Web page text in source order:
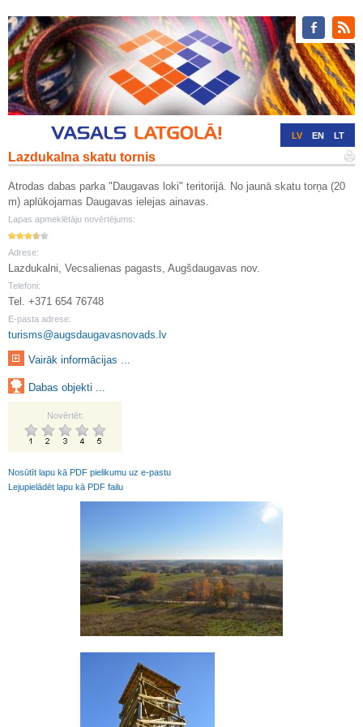
LV EN LT
Lazdukalna skatu tornis
Atrodas dabas parka "Daugavas loki" teritorijā. No jaunā skatu torņa (20
m) aplūkojamas Daugavas ielejas ainavas.
Lapas apmeklētāju novērtējums:
Adrese:
Lazdukalni, Vecsalienas pagasts, Augšdaugavas nov.
Telefoni:
Tel. +371 654 76748
E-pasta adrese:
turisms@augsdaugavasnovads.lv
Vairāk informācijas ...
Dabas objekti ...
Novērtēt:
Nosūtīt lapu kā PDF pielikumu uz e-pastu
Lejupielādēt lapu kā PDF failu